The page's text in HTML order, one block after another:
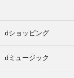
dショッピング
dミュージック